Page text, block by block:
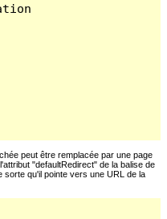
peut être remplacée par une page
"defaultRedirect" de la balise de
sorte qu'il pointe vers une URL de la